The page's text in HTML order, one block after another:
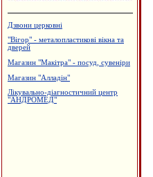
Садиба зеленого туризму "Магнолія"
Салон-магазин "КАЯ" - штори,
гардини, карнизи
Будівельний центр "ВАШ ДІМ"
Будцентр "Деніго"
Страйкбол